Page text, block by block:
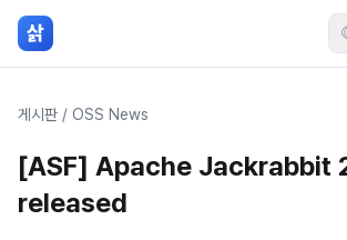
본문 바로가기
삵
게시판 / OSS News
[ASF] Apache Jackrabbit
released